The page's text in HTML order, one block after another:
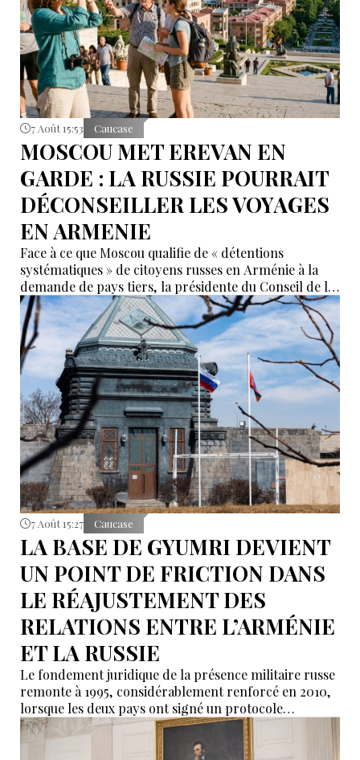
7 Août 15:53 Caucase
MOSCOU MET EREVAN EN
GARDE : LA RUSSIE POURRAIT
DÉCONSEILLER LES VOYAGES
EN ARMENIE
Face à ce que Moscou qualifie de « détentions
systématiques » de citoyens russes en Arménie à la
demande de pays tiers, la présidente du Conseil de la
Fédération, Valentina Matvienko, a adressé une mise
en garde à Erevan. Selon elle, si cette pratique se
poursuit, la Russie pourrait recommander à ses
ressortissants de renoncer aux voyages en Arménie.
7 Août 15:27 Caucase
LA BASE DE GYUMRI DEVIENT
UN POINT DE FRICTION DANS
LE RÉAJUSTEMENT DES
RELATIONS ENTRE L’ARMÉNIE
ET LA RUSSIE
Le fondement juridique de la présence militaire russe
remonte à 1995, considérablement renforcé en 2010,
lorsque les deux pays ont signé un protocole
additionnel prolongeant sa validité jusqu’en 2044.